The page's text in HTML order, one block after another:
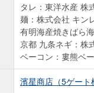
タレ：東洋水産 株
麺：株式会社 キン
有明海産焼きばら
京都 九条ネギ：株
ベーコン：婁熊ベ
濱星商店（5ゲート